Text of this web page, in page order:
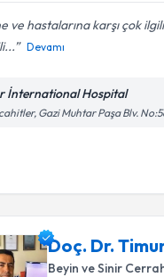
ve hastalarına karşı çok
Devamı
İnternational Hospital
Gazi Muhtar Paşa Blv.
Doç. Dr. Timur
Beyin ve Sinir